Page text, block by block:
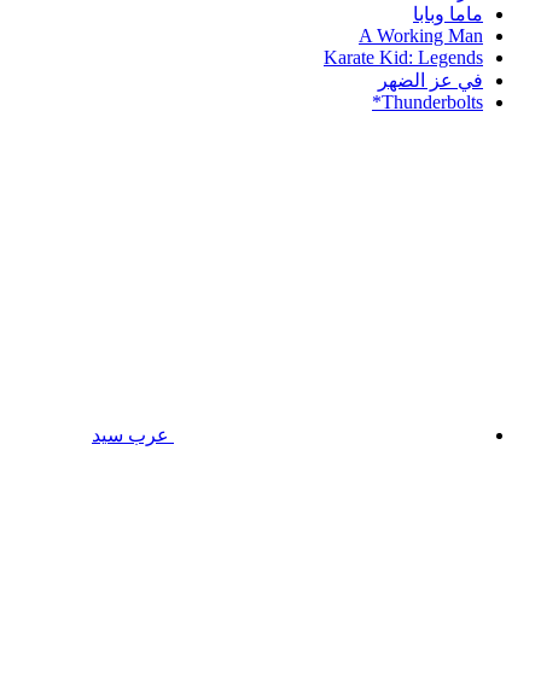
ماما وبابا
A Working Man
Karate Kid: Legends
في عز الضهر
Thunderbolts*
عرب سيد